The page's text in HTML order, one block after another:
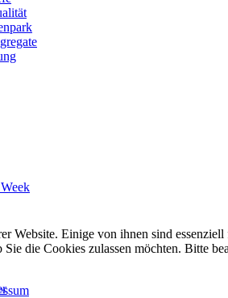
Website. Einige von ihnen sind
Sie die Cookies zulassen möchten. Bitte